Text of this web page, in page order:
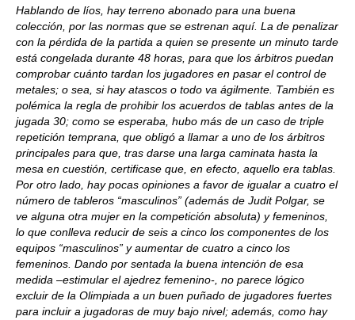
Hablando de líos, hay terreno abonado para una buena
colección, por las normas que se estrenan aquí. La de penalizar
con la pérdida de la partida a quien se presente un minuto tarde
está congelada durante 48 horas, para que los árbitros puedan
comprobar cuánto tardan los jugadores en pasar el control de
metales; o sea, si hay atascos o todo va ágilmente. También es
polémica la regla de prohibir los acuerdos de tablas antes de la
jugada 30; como se esperaba, hubo más de un caso de triple
repetición temprana, que obligó a llamar a uno de los árbitros
principales para que, tras darse una larga caminata hasta la
mesa en cuestión, certificase que, en efecto, aquello era tablas.
Por otro lado, hay pocas opiniones a favor de igualar a cuatro el
número de tableros “masculinos” (además de Judit Polgar, se
ve alguna otra mujer en la competición absoluta) y femeninos,
lo que conlleva reducir de seis a cinco los componentes de los
equipos “masculinos” y aumentar de cuatro a cinco los
femeninos. Dando por sentada la buena intención de esa
medida –estimular el ajedrez femenino-, no parece lógico
excluir de la Olimpiada a un buen puñado de jugadores fuertes
para incluir a jugadoras de muy bajo nivel; además, como hay